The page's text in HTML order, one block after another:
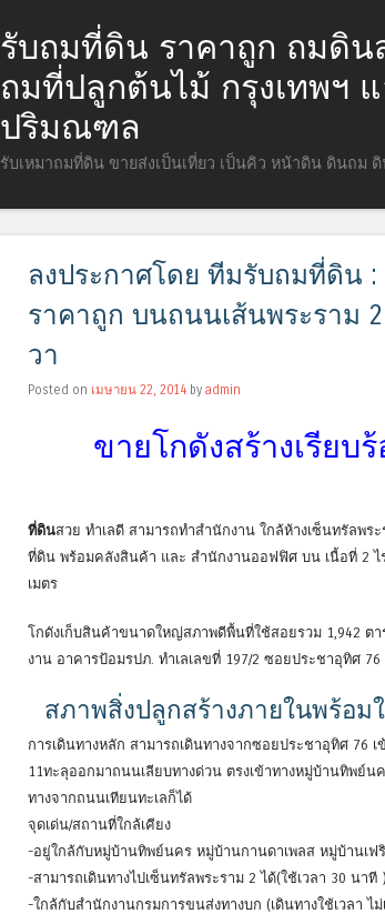
รับถมที่ดิน ราคาถูก ถมดิน
ถมที่ปลูกต้นไม้ กรุงเทพฯ
ปริมณฑล
รับเหมาถมที่ดิน ขายส่งเป็นเที่ยว เป็นคิว หน้าดิน ดินถม
ลงประกาศโดย ทีมรับถมที่ดิน
ราคาถูก บนถนนเส้นพระราม
วา
Posted on เมษายน 22, 2014 by admin
ขายโกดังสร้างเรีย
ที่ดินสวย ทำเลดี สามารถทำสำนักงาน ใกล้ห้างเซ็นทรัลพระ
ที่ดิน พร้อมคลังสินค้า และ สำนักงานออฟฟิศ บน เนื้อที่ 2 ไร่
เมตร
โกดังเก็บสินค้าขนาดใหญ่สภาพดีพื้นที่ใช้สอยรวม 1,942 ต
งาน อาคารป้อมรปภ. ทำเลเลขที่ 197/2 ซอยประชาอุทิศ
สภาพสิ่งปลูกสร้างภายในพร้อม
การเดินทางหลัก สามารถเดินทางจากซอยประชาอุทิศ 76
11ทะลุออกมาถนนเลียบทางด่วน ตรงเข้าทางหมู่บ้านทิพย์
ทางจากถนนเทียนทะเลก็ได้
จุดเด่น/สถานที่ใกล้เคียง
-อยู่ใกล้กับหมู่บ้านทิพย์นคร หมู่บ้านกานดาเพลส หมู่บ้านเฟ
-สามารถเดินทางไปเซ็นทรัลพระราม 2 ได้(ใช้เวลา 30 นาที )
-ใกล้กับสำนักงานกรมการขนส่งทางบก (เดินทางใช้เวลา ไ